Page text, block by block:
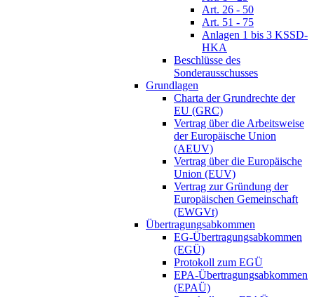
Art. 26 - 50
Art. 51 - 75
Anlagen 1 bis 3 KSSD-
HKA
Beschlüsse des
Sonderausschusses
Grundlagen
Charta der Grundrechte der
EU (GRC)
Vertrag über die Arbeitsweise
der Europäische Union
(AEUV)
Vertrag über die Europäische
Union (EUV)
Vertrag zur Gründung der
Europäischen Gemeinschaft
(EWGVt)
Übertragungsabkommen
EG-Übertragungsabkommen
(EGÜ)
Protokoll zum EGÜ
EPA-Übertragungsabkommen
(EPAÜ)